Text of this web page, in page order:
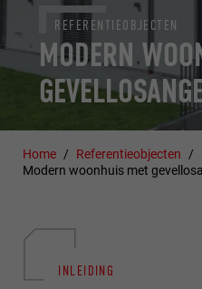
MODERN
REFERENTIEOBJECTEN
Home
Referentieobjecten
Modern woonhuis met
INLEIDING